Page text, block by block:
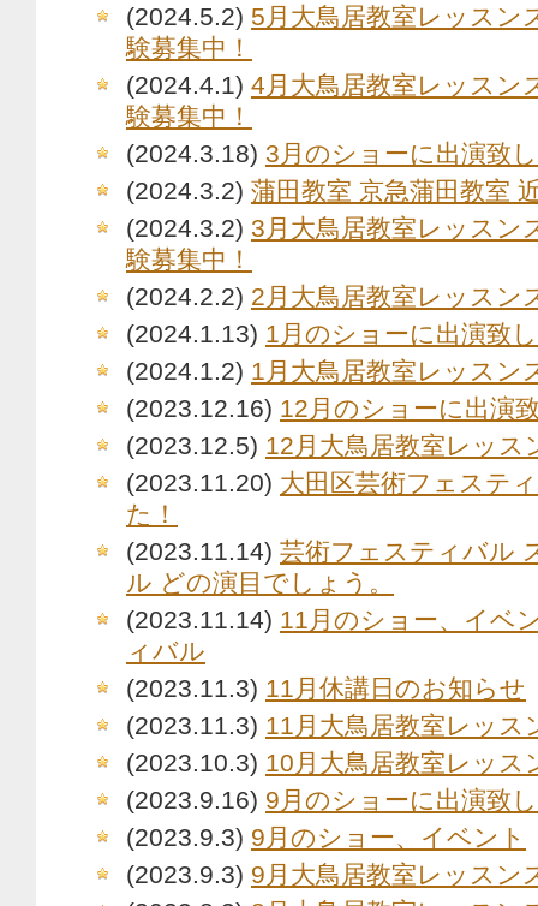
(2024.5.2) 5月大鳥居教室レッスン
験募集中！
(2024.4.1) 4月大鳥居教室レッスン
験募集中！
(2024.3.18) 3月のショーに出演致
(2024.3.2) 蒲田教室 京急蒲田教室
(2024.3.2) 3月大鳥居教室レッスン
験募集中！
(2024.2.2) 2月大鳥居教室レッスン
(2024.1.13) 1月のショーに出演致
(2024.1.2) 1月大鳥居教室レッスン
(2023.12.16) 12月のショーに出演
(2023.12.5) 12月大鳥居教室レッス
(2023.11.20) 大田区芸術フェステ
た！
(2023.11.14) 芸術フェスティバル
ル どの演目でしょう。
(2023.11.14) 11月のショー、イベ
ィバル
(2023.11.3) 11月休講日のお知らせ
(2023.11.3) 11月大鳥居教室レッス
(2023.10.3) 10月大鳥居教室レッス
(2023.9.16) 9月のショーに出演致
(2023.9.3) 9月のショー、イベント
(2023.9.3) 9月大鳥居教室レッスン